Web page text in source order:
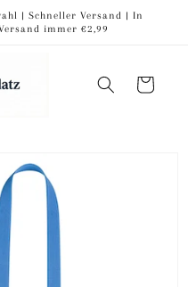
| Schneller Versand | In
immer €2,99
Warenkorb